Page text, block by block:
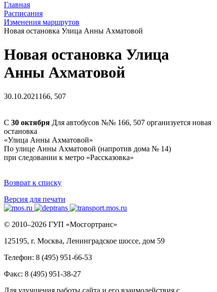
Главная
Расписания
Изменения маршрутов
Новая остановка Улица Анны Ахматовой
Новая остановка Улица
Анны Ахматовой
30.10.2021 166, 507
С 30 октября Для автобусов №№ 166, 507 организуется новая
остановка
«Улица Анны Ахматовой»
По улице Анны Ахматовой (напротив дома № 14)
при следовании к метро «Рассказовка»
Возврат к списку
Версия для печати
© 2010–2026 ГУП «Мосгортранс»
125195, г. Москва, Ленинградское шоссе, дом 59
Телефон: 8 (495) 951-66-53
Факс: 8 (495) 951-38-27
Для улучшения работы сайта и его взаимодействия с